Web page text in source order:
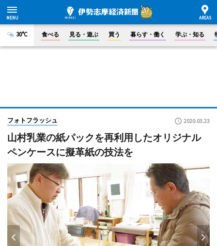
30°C 食べる 見る・遊ぶ 買う 暮らす・働く 学ぶ・知る
フォトフラッシュ 2020.03.23
山村乳業の紙パックを再利用したオリジナル
ペンケースに擬革紙の技法を